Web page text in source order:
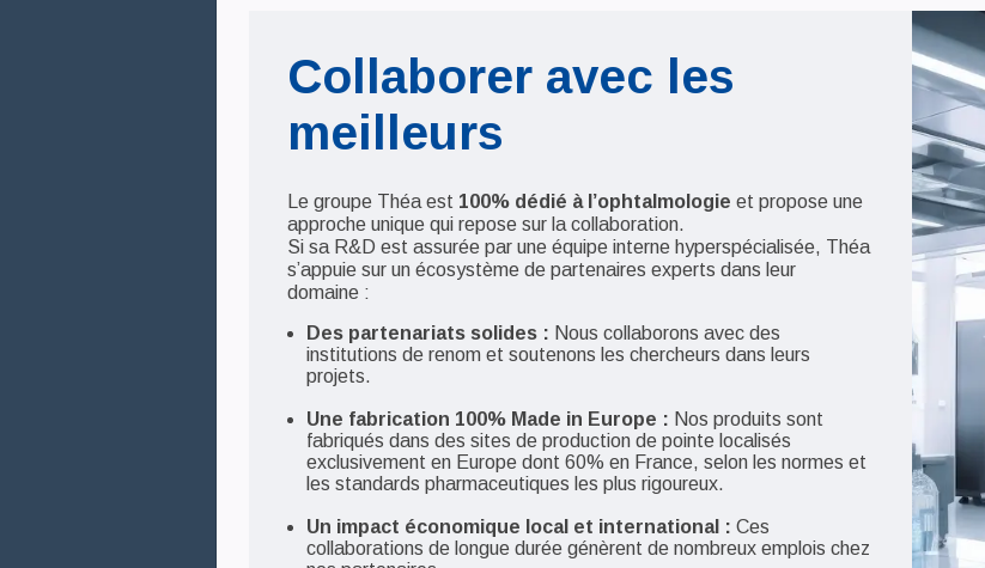
Collaborer avec les
meilleurs
Le groupe Théa est 100% dédié à l’ophtalmologie et propose une
approche unique qui repose sur la collaboration.
Si sa R&D est assurée par une équipe interne hyperspécialisée, Théa
s’appuie sur un écosystème de partenaires experts dans leur
domaine :
Des partenariats solides : Nous collaborons avec des
institutions de renom et soutenons les chercheurs dans leurs
projets.
Une fabrication 100% Made in Europe : Nos produits sont
fabriqués dans des sites de production de pointe localisés
exclusivement en Europe dont 60% en France, selon les normes et
les standards pharmaceutiques les plus rigoureux.
Un impact économique local et international : Ces
collaborations de longue durée génèrent de nombreux emplois chez